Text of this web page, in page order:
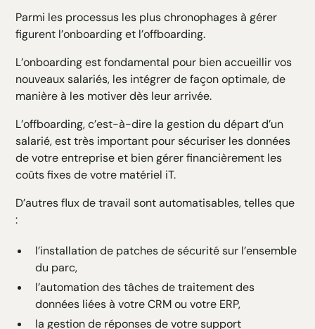
Parmi les processus les plus chronophages à gérer
figurent l’onboarding et l’offboarding.
L’onboarding est fondamental pour bien accueillir vos
nouveaux salariés, les intégrer de façon optimale, de
manière à les motiver dès leur arrivée.
L’offboarding, c’est-à-dire la gestion du départ d’un
salarié, est très important pour sécuriser les données
de votre entreprise et bien gérer financièrement les
coûts fixes de votre matériel iT.
D’autres flux de travail sont automatisables, telles que
:
l’installation de patches de sécurité sur l’ensemble
du parc,
l’automation des tâches de traitement des
données liées à votre CRM ou votre ERP,
la gestion de réponses de votre support